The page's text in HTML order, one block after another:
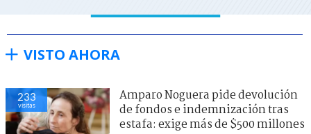
VISTO AHORA
233
visitas
Amparo Noguera pide devolución
de fondos e indemnización tras
estafa: exige más de $500 millones